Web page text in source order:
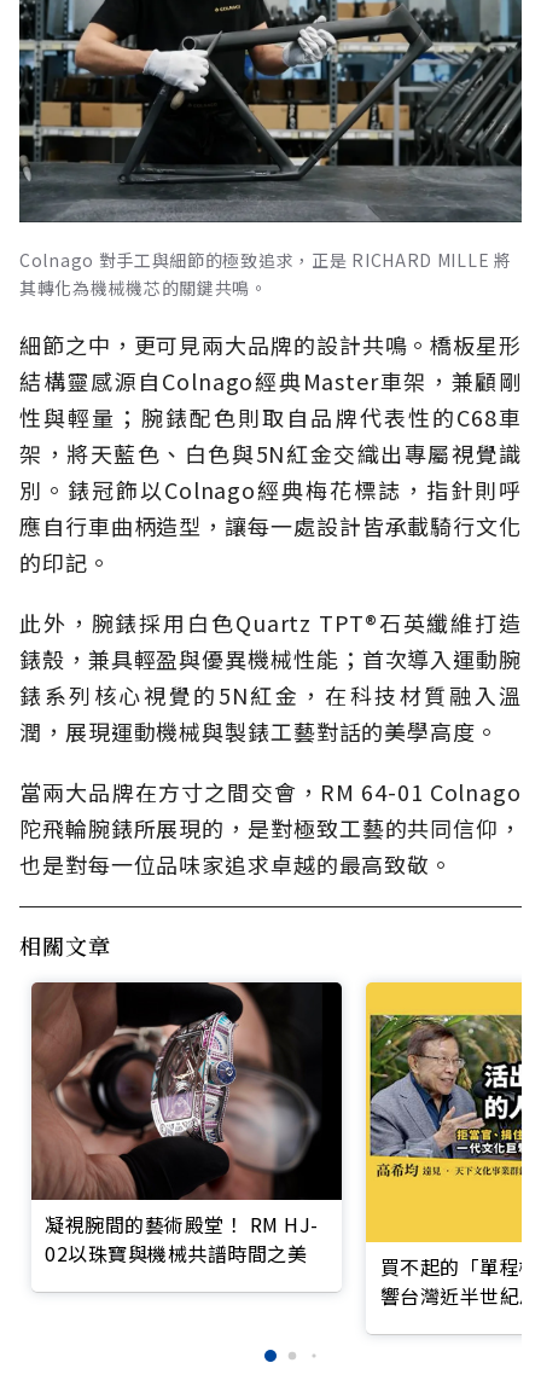
Colnago 對手工與細節的極致追求，正是 RICHARD MILLE 將
其轉化為機械機芯的關鍵共鳴。
細節之中，更可見兩大品牌的設計共鳴。橋板星形
結構靈感源自Colnago經典Master車架，兼顧剛
性與輕量；腕錶配色則取自品牌代表性的C68車
架，將天藍色、白色與5N紅金交織出專屬視覺識
別。錶冠飾以Colnago經典梅花標誌，指針則呼
應自行車曲柄造型，讓每一處設計皆承載騎行文化
的印記。
此外，腕錶採用白色Quartz TPT®石英纖維打造
錶殼，兼具輕盈與優異機械性能；首次導入運動腕
錶系列核心視覺的5N紅金，在科技材質融入溫
潤，展現運動機械與製錶工藝對話的美學高度。
當兩大品牌在方寸之間交會，RM 64-01 Colnago
陀飛輪腕錶所展現的，是對極致工藝的共同信仰，
也是對每一位品味家追求卓越的最高致敬。
相關文章
凝視腕間的藝術殿堂！ RM HJ-
02以珠寶與機械共譜時間之美
買不起的「單程
響台灣近半世紀